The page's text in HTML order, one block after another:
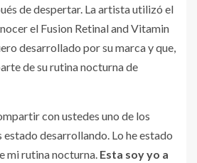
de despertar. La artista utilizó el
el Fusion Retinal and Vitamin
desarrollado por su marca y que,
de su rutina nocturna de
con ustedes uno de los
desarrollando. Lo he estado
mi rutina nocturna. Esta soy yo a